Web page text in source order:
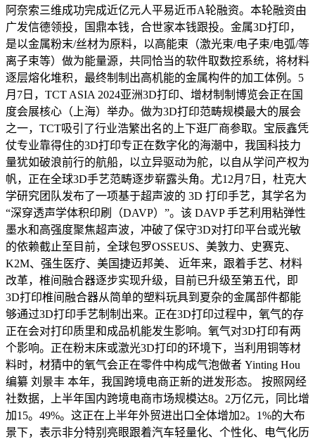
阿奈索三维成功完成近亿元人平易近币A轮融资。本轮融资由
广发信德领投，国鼎本钱，合世家本钱跟投。金属3D打印，
是以金属粉末/丝材为原料，以高能束（激光束/电子束/电弧/等
离子束等）做为能量源，共同恰当的软件取数控系统，将材料
逐层熔化堆积，最终制制出高机能的金属构件的加工体例。5
月7日，TCT ASIA 2024亚洲3D打印、增材制制博览会正在国
度会展核心（上海）举办。做为3D打印范畴规模最大的展会
之一，TCT吸引了行业浩繁出名的上下逛厂商参取。宝辰鑫凭
仗专业靠得住的3D打印专正在数字化的海潮中，我国科技力
量犹如破浪前行的航船，以立异驱动为舵，以自从学问产权为
帆，正在全球3D手艺范畴逐步崭露头角。尤12月7日，杜克大
学研究团队发布了一项基于超声波的 3D 打印手艺，其学名为
“深穿透声学体积印刷（DAVP）”。该 DAVP 手艺利用粘弹性
墨水和高强度聚焦超声波，冲破了保守3D对打印平台或光敏
的依赖截止至目前，全球包罗OSSEUS、美敦力、史赛克、
K2M、强生医疗、美国捷迈邦美、 近年来，跟着手艺、材料
改革，椎间融合器逐步实现升级，目前已升级至第五代，即
3D打印椎间融合器从简单的塑料玩具到夏杂的金属部件都能
够通过3D打印手艺制制出来。正在3D打印过程中，氧气的存
正在会对打印质里和成品机能发生影响。氧气对3D打印有两
个影响。正在粉末床或激光3D打印的环境下，当利用铜等材
料时，材猜中的氧气会正在零件中构成气泡做者 Yinting Hou
编纂 刘景丰 本年，我国跨境电商正新的迸发形态。 按照网经
社数据，上半年国内跨境电商市场规模达8。2万亿元，同比增
加15。49%。这正在上半年外贸进出口全体增加2。1%的大布
景下，表示非分特别亮眼跟着汽车轻量化、个性化、电气化历